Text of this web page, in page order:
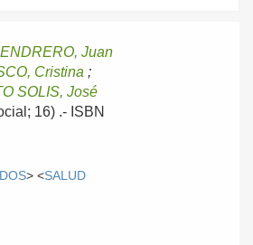
Juan
Cristina ;
SOLIS, José
16) .- ISBN
> <SALUD